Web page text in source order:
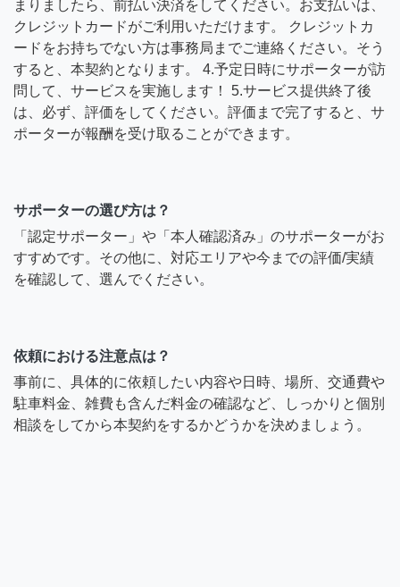
まりましたら、前払い決済をしてください。お支払いは、
クレジットカードがご利用いただけます。 クレジットカ
ードをお持ちでない方は事務局までご連絡ください。そう
すると、本契約となります。 4.予定日時にサポーターが訪
問して、サービスを実施します！ 5.サービス提供終了後
は、必ず、評価をしてください。評価まで完了すると、サ
ポーターが報酬を受け取ることができます。
サポーターの選び方は？
「認定サポーター」や「本人確認済み」のサポーターがお
すすめです。その他に、対応エリアや今までの評価/実績
を確認して、選んでください。
依頼における注意点は？
事前に、具体的に依頼したい内容や日時、場所、交通費や
駐車料金、雑費も含んだ料金の確認など、しっかりと個別
相談をしてから本契約をするかどうかを決めましょう。